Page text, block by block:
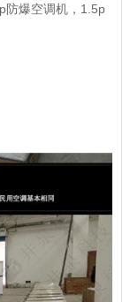
防爆空调机，1.5p